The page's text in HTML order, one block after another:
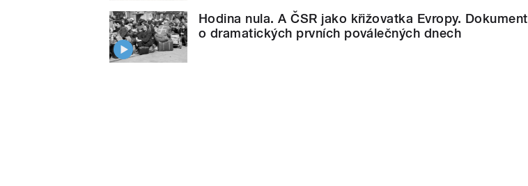
Hodina nula. A ČSR jako křižovatka Evropy. Dokument
o dramatických prvních poválečných dnech